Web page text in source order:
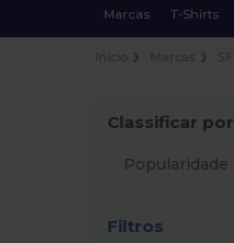
Marcas T-Shirts
Classificar por
Filtros